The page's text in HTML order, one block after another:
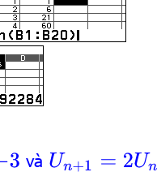
và Un+ 1 =2U n+3n